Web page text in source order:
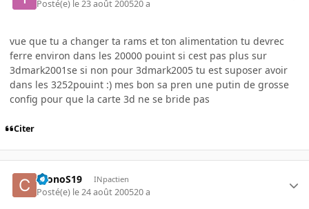
Posté(e) le 23 août 200520 a
vue que tu a changer ta rams et ton alimentation tu devrec
ferre environ dans les 20000 pouint si cest pas plus sur
3dmark2001se si non pour 3dmark2005 tu est suposer avoir
dans les 3252pouint :) mes bon sa pren une putin de grosse
config pour que la carte 3d ne se bride pas
Citer
CronoS19 INpactien
Posté(e) le 24 août 200520 a